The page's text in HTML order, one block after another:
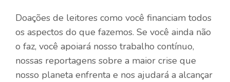
Doações de leitores como você financiam todos
os aspectos do que fazemos. Se você ainda não
o faz, você apoiará nosso trabalho contínuo,
nossas reportagens sobre a maior crise que
nosso planeta enfrenta e nos ajudará a alcançar